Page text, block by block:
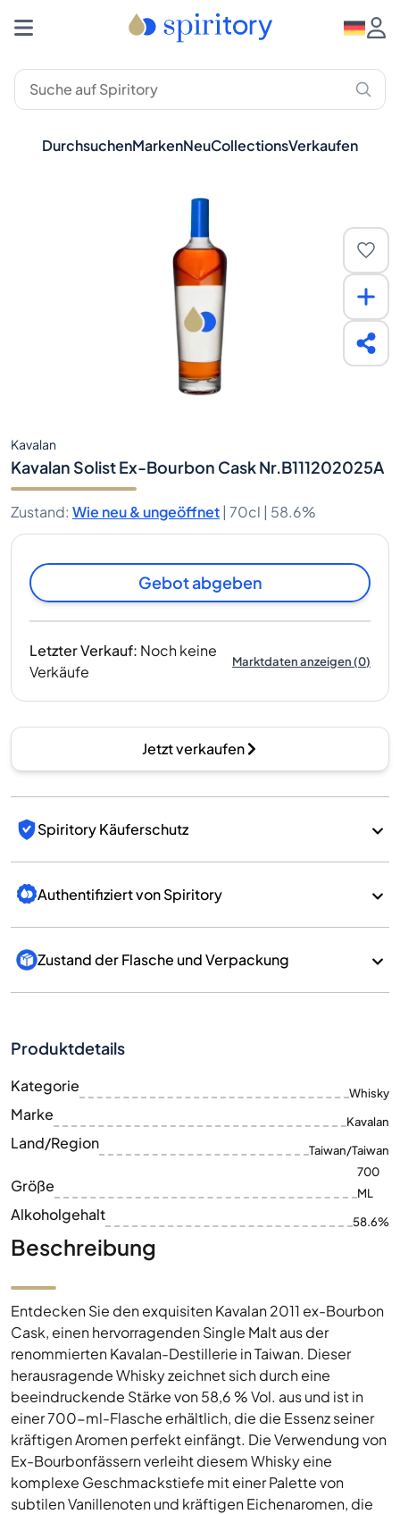
DurchsuchenMarkenNeuCollectionsVerkaufen
Kavalan
Kavalan Solist Ex-Bourbon Cask Nr.B111202025A
Zustand: Wie neu & ungeöffnet | 70cl | 58.6%
Gebot abgeben
Letzter Verkauf: Noch keine
Verkäufe
Marktdaten anzeigen(0)
Jetzt verkaufen
Spiritory Käuferschutz
Authentifiziert von Spiritory
Zustand der Flasche und Verpackung
Produktdetails
Kategorie Whisky
Marke Kavalan
Land/Region Taiwan/Taiwan
Größe
700
ML
Alkoholgehalt 58.6%
Beschreibung
Entdecken Sie den exquisiten Kavalan 2011 ex-Bourbon
Cask, einen hervorragenden Single Malt aus der
renommierten Kavalan-Destillerie in Taiwan. Dieser
herausragende Whisky zeichnet sich durch eine
beeindruckende Stärke von 58,6 % Vol. aus und ist in
einer 700-ml-Flasche erhältlich, die die Essenz seiner
kräftigen Aromen perfekt einfängt. Die Verwendung von
Ex-Bourbonfässern verleiht diesem Whisky eine
komplexe Geschmackstiefe mit einer Palette von
subtilen Vanillenoten und kräftigen Eichenaromen, die